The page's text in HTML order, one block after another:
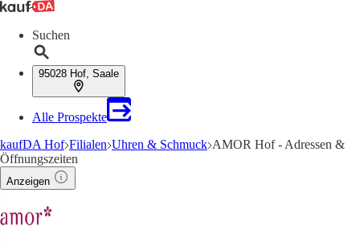
Suchen
95028 Hof, Saale
Alle Prospekte
kaufDA Hof Filialen Uhren & Schmuck AMOR Hof - Adressen &
Öffnungszeiten
Anzeigen